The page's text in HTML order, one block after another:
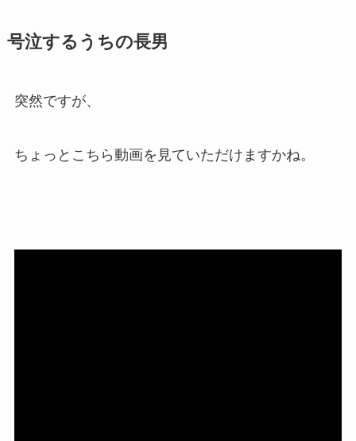
号泣するうちの長男
突然ですが、
ちょっとこちら動画を見ていただけますかね。